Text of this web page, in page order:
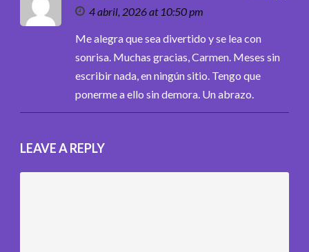
4 abril, 2026 at 10:50 pm
Me alegra que sea divertido y se lea con
sonrisa. Muchas gracias, Carmen. Meses sin
escribir nada, en ningún sitio. Tengo que
ponerme a ello sin demora. Un abrazo.
LEAVE A REPLY